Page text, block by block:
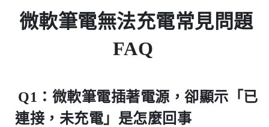
微軟筆電無法充電常見問題
FAQ
Q1：微軟筆電插著電源，卻顯示「已
連接，未充電」是怎麼回事